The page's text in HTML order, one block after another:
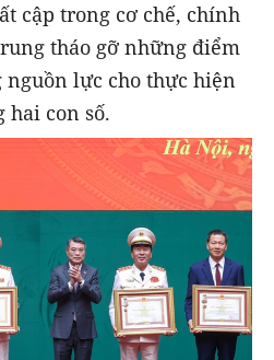
cập trong cơ chế, chính
tháo gỡ những điểm
lực cho thực hiện
con số.